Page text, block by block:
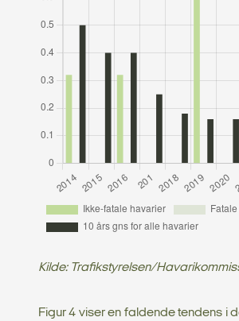
Kilde: Trafikstyrelsen/
Figur 4 viser en faldende tendens i